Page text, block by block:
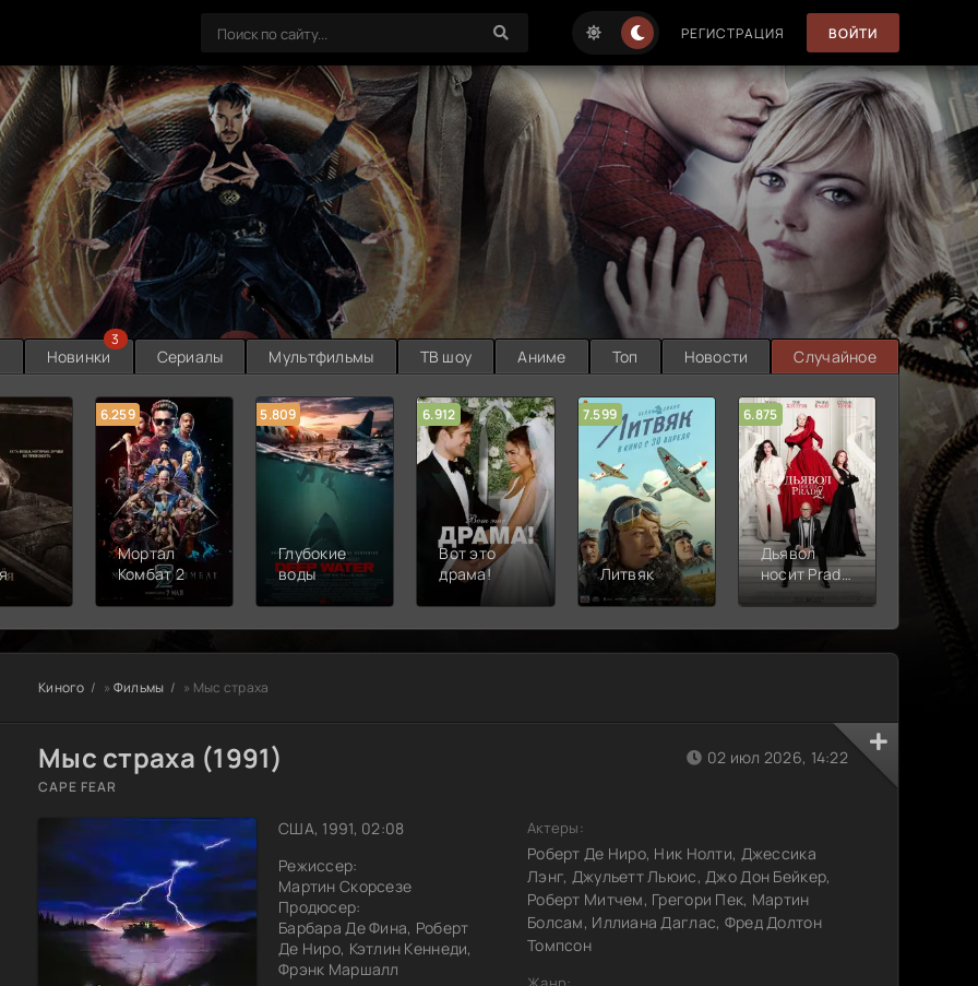
РЕГИСТРАЦИЯ ВОЙТИ
Новинки
3
Сериалы Мультфильмы ТВ шоу Аниме Топ Новости Случайное
6.259
Мортал
Комбат 2
5.809
Глубокие
воды
6.912
Вот это
драма!
7.599
Литвяк
6.875
Дьявол
носит Prada
2
6.314
Киного » Фильмы » Мыс страха
Мыс страха (1991)
CAPE FEAR
США, 1991, 02:08
Режиссер:
Мартин Скорсезе
Продюсер:
Барбара Де Фина, Роберт
Де Ниро, Кэтлин Кеннеди,
Фрэнк Маршалл
02 июл 2026, 14:22
Актеры:
Роберт Де Ниро, Ник Нолти, Джессика
Лэнг, Джульетт Льюис, Джо Дон Бейкер,
Роберт Митчем, Грегори Пек, Мартин
Болсам, Иллиана Даглас, Фред Долтон
Томпсон